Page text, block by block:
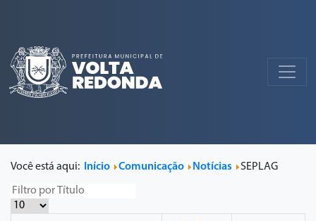
Você está aqui: Início Comunicação Notícias SEPLAG